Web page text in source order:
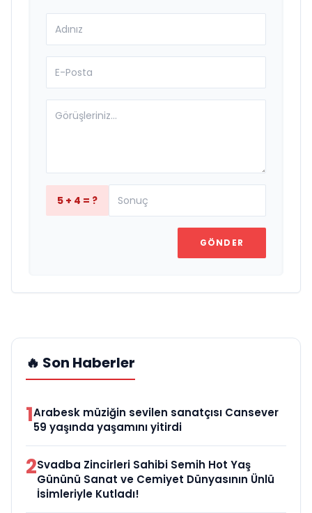
5 + 4 = ?
GÖNDER
🔥 Son Haberler
1Arabesk müziğin sevilen sanatçısı Cansever
59 yaşında yaşamını yitirdi
2Svadba Zincirleri Sahibi Semih Hot Yaş
Gününü Sanat ve Cemiyet Dünyasının Ünlü
İsimleriyle Kutladı!